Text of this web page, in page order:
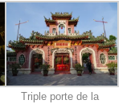
Triple porte de la